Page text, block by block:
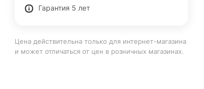
Гарантия 5 лет
Цена действительна только для интернет-магазина
и может отличаться от цен в розничных магазинах.